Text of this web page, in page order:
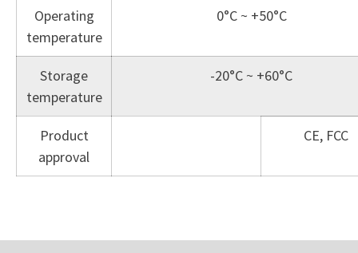
Operating
temperature
0°C ~ +50°C
Storage
temperature
-20°C ~ +60°C
Product
approval
CE, FCC